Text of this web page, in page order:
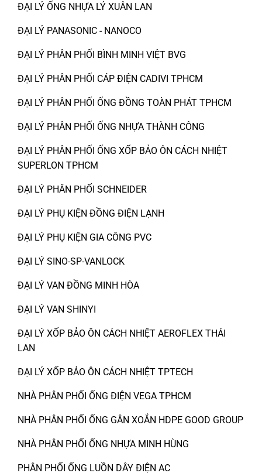
ĐẠI LÝ ỐNG NHỰA LÝ XUÂN LAN
ĐẠI LÝ PANASONIC - NANOCO
ĐẠI LÝ PHÂN PHỐI BÌNH MINH VIỆT BVG
ĐẠI LÝ PHÂN PHỐI CÁP ĐIỆN CADIVI TPHCM
ĐẠI LÝ PHÂN PHỐI ỐNG ĐỒNG TOÀN PHÁT TPHCM
ĐẠI LÝ PHÂN PHỐI ỐNG NHỰA THÀNH CÔNG
ĐẠI LÝ PHÂN PHỐI ỐNG XỐP BẢO ÔN CÁCH NHIỆT
SUPERLON TPHCM
ĐẠI LÝ PHÂN PHỐI SCHNEIDER
ĐẠI LÝ PHỤ KIỆN ĐỒNG ĐIỆN LẠNH
ĐẠI LÝ PHỤ KIỆN GIA CÔNG PVC
ĐẠI LÝ SINO-SP-VANLOCK
ĐẠI LÝ VAN ĐỒNG MINH HÒA
ĐẠI LÝ VAN SHINYI
ĐẠI LÝ XỐP BẢO ÔN CÁCH NHIỆT AEROFLEX THÁI
LAN
ĐẠI LÝ XỐP BẢO ÔN CÁCH NHIỆT TPTECH
NHÀ PHÂN PHỐI ỐNG ĐIỆN VEGA TPHCM
NHÀ PHÂN PHỐI ỐNG GÂN XOẮN HDPE GOOD GROUP
NHÀ PHÂN PHỐI ỐNG NHỰA MINH HÙNG
PHÂN PHỐI ỐNG LUỒN DÂY ĐIỆN AC